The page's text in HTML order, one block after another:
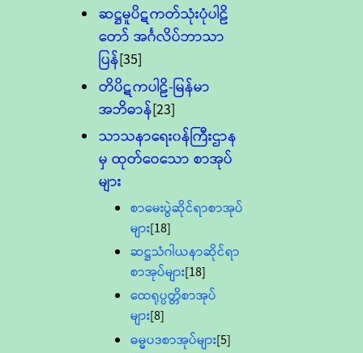
ဆဋ္ဌမူပိဋကတ်သုံးပုံပါဠိ
တော် အင်္ဂလိပ်ဘာသာ
ပြန်[35]
တိပိဋကပါဠိ-မြန်မာ
အဘိဓာန်[23]
သာသနာရေး၀န်ကြီးဌာန
မှ ထုတ်ဝေသော စာအုပ်
များ
စာမေးပွဲဆိုင်ရာစာအုပ်
များ[18]
ဆဋ္ဌသံဂါယနာဆိုင်ရာ
စာအုပ်များ[18]
ထေရုပ္ပတ္တိစာအုပ်
များ[8]
ဓမ္မပဒစာအုပ်များ[5]